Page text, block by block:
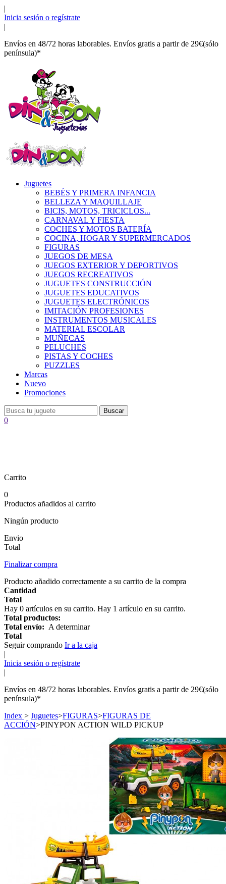
|
Inicia sesión o regístrate
|
Envíos en 48/72 horas laborables. Envíos gratis a partir de 29€(sólo
península)*
Juguetes
BEBÉS Y PRIMERA INFANCIA
BELLEZA Y MAQUILLAJE
BICIS, MOTOS, TRICICLOS...
CARNAVAL Y FIESTA
COCHES Y MOTOS BATERÍA
COCINA, HOGAR Y SUPERMERCADOS
FIGURAS
JUEGOS DE MESA
JUEGOS EXTERIOR Y DEPORTIVOS
JUEGOS RECREATIVOS
JUGUETES CONSTRUCCIÓN
JUGUETES EDUCATIVOS
JUGUETES ELECTRÓNICOS
IMITACIÓN PROFESIONES
INSTRUMENTOS MUSICALES
MATERIAL ESCOLAR
MUÑECAS
PELUCHES
PISTAS Y COCHES
PUZZLES
Marcas
Nuevo
Promociones
Buscar
0
Carrito
0
Productos añadidos al carrito
Ningún producto
Envio
Total
Finalizar compra
Producto añadido correctamente a su carrito de la compra
Cantidad
Total
Hay 0 artículos en su carrito. Hay 1 artículo en su carrito.
Total productos:
Total envío: A determinar
Total
Seguir comprando Ir a la caja
|
Inicia sesión o regístrate
|
Envíos en 48/72 horas laborables. Envíos gratis a partir de 29€(sólo
península)*
Index > Juguetes>FIGURAS>FIGURAS DE
ACCIÓN>PINYPON ACTION WILD PICKUP